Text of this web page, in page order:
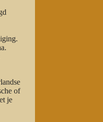
of
je